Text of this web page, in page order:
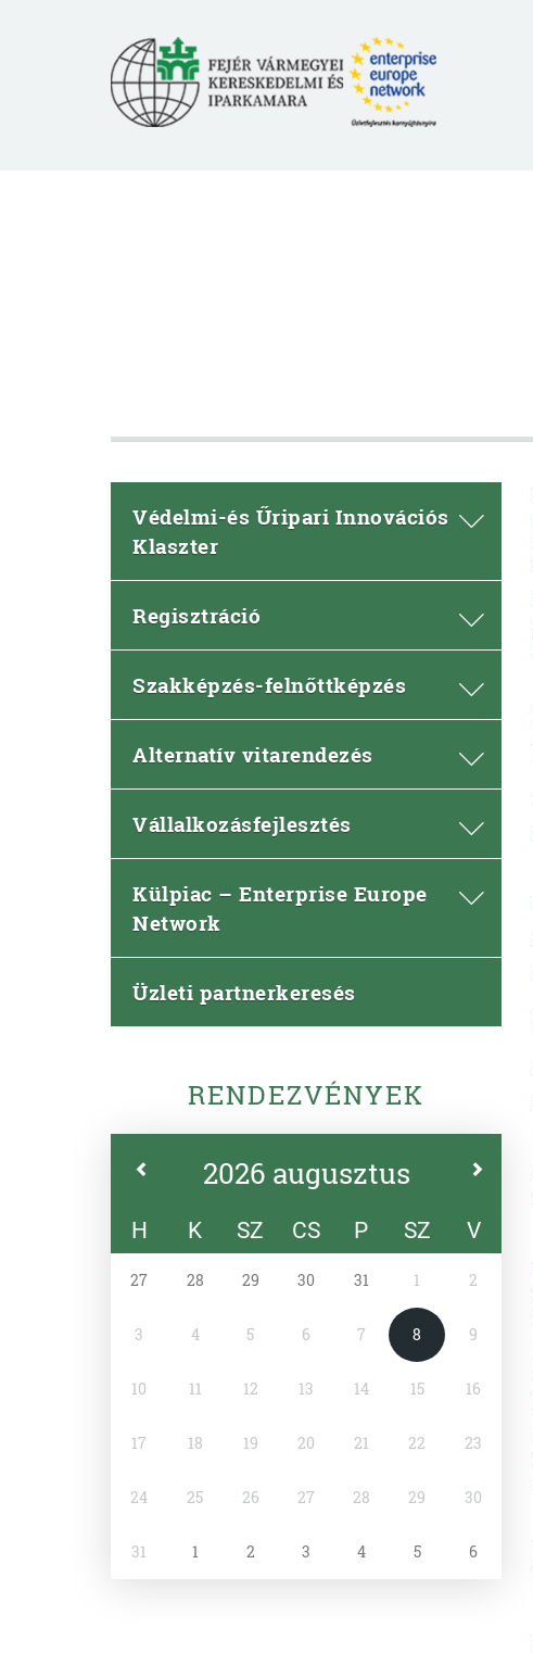
Védelmi-és Űripari Innovációs
Klaszter
Regisztráció
Szakképzés-felnőttképzés
Alternatív vitarendezés
Vállalkozásfejlesztés
Külpiac – Enterprise Europe
Network
Üzleti partnerkeresés
RENDEZVÉNYEK
2026 augusztus
H K SZ CS P SZ V
27 28 29 30 31 1 2
3 4 5 6 7 8 9
10 11 12 13 14 15 16
17 18 19 20 21 22 23
24 25 26 27 28 29 30
31 1 2 3 4 5 6